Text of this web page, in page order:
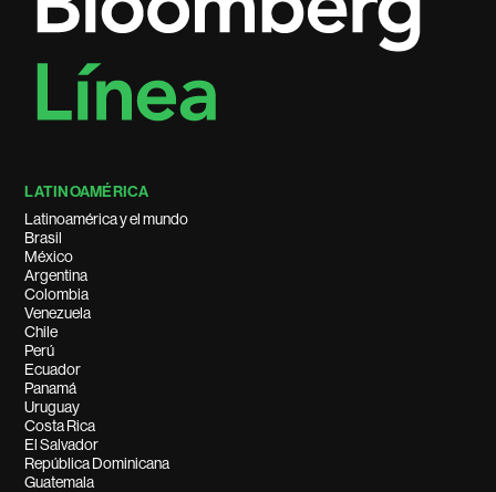
LATINOAMÉRICA
Latinoamérica y el mundo
Brasil
México
Argentina
Colombia
Venezuela
Chile
Perú
Ecuador
Panamá
Uruguay
Costa Rica
El Salvador
República Dominicana
Guatemala